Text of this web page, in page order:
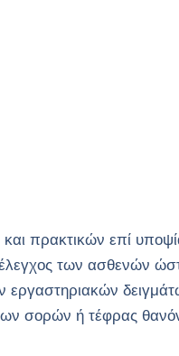
πρακτικών επί
των ασθενών
σορών ή τέφρας